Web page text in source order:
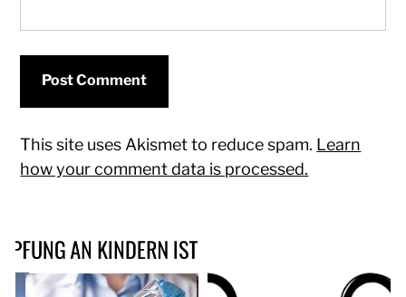
This site uses Akismet to reduce spam. Learn
how your comment data is processed.